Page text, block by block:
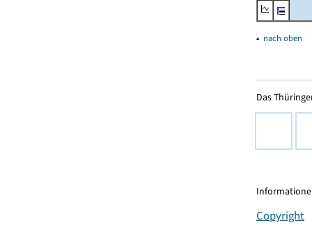
▴ nach oben
Das
Copyright